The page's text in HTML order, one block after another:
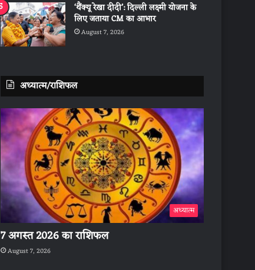
‘थैंक्यू रेखा दीदी’: दिल्ली लक्ष्मी योजना के
लिए जताया CM का आभार
August 7, 2026
अध्यात्म/राशिफल
अध्यात्म
7 अगस्त 2026 का राशिफल
August 7, 2026